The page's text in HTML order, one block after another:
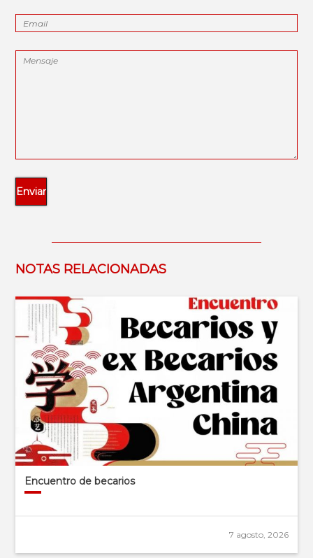
NOTAS RELACIONADAS
Encuentro de becarios
7 agosto, 2026